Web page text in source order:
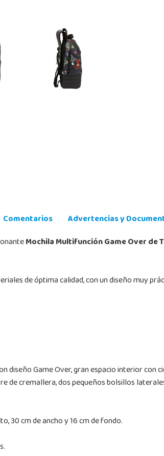
Comentarios
Advertencias y
Mochila Multifunción Game Over de
de óptima calidad, con un diseño muy
diseño Game Over, gran espacio interior
de cremallera, dos pequeños bolsillos
30 cm de ancho y 16 cm de fondo.